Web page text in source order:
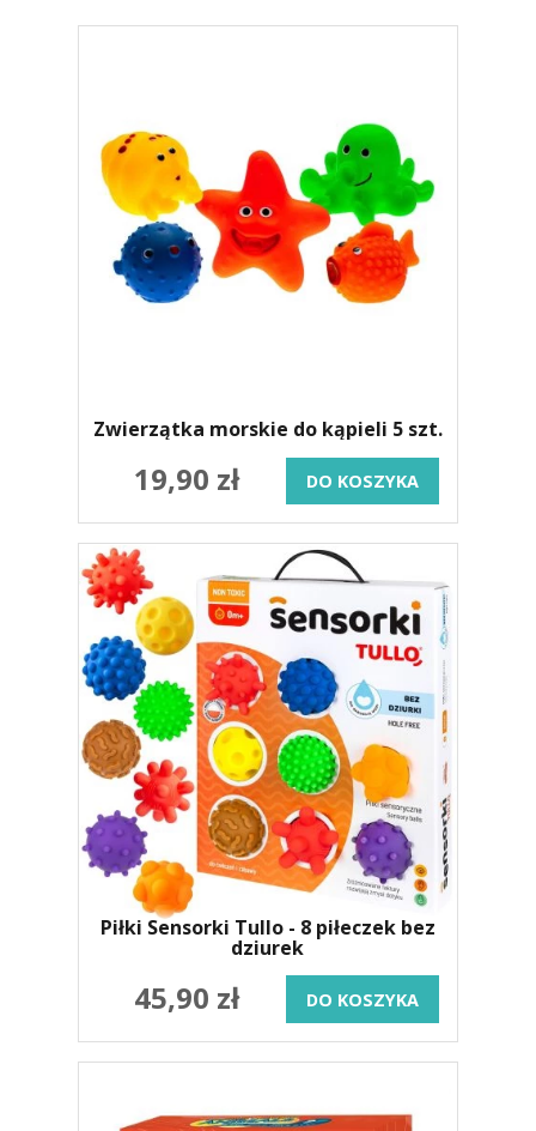
Zwierzątka morskie do kąpieli 5 szt.
19,90 zł DO KOSZYKA
Piłki Sensorki Tullo - 8 piłeczek bez
dziurek
45,90 zł DO KOSZYKA